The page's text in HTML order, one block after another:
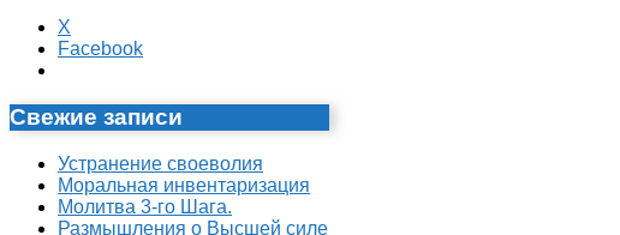
X
Facebook
Свежие записи
Устранение своеволия
Моральная инвентаризация
Молитва 3-го Шага.
Размышления о Высшей силе